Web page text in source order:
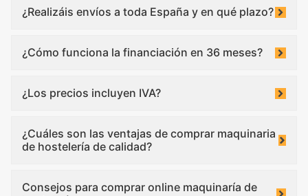
¿Realizáis envíos a toda España y en qué plazo?
¿Cómo funciona la financiación en 36 meses?
¿Los precios incluyen IVA?
¿Cuáles son las ventajas de comprar maquinaria
de hostelería de calidad?
Consejos para comprar online maquinaría de